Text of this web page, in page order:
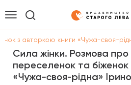
з авторкою книги «Чужа-своя-
Сила жінки. Розмова про
переселенок та
«Чужа-своя-рідна»